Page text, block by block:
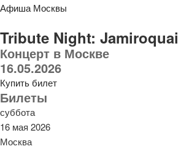
Афиша Москвы
Tribute Night: Jamiroquai
Концерт в Москве
16.05.2026
Купить билет
Билеты
суббота
16 мая 2026
Москва